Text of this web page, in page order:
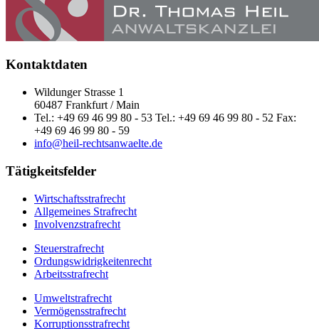
Kontaktdaten
Wildunger Strasse 1
60487 Frankfurt / Main
Tel.: +49 69 46 99 80 - 53 Tel.: +49 69 46 99 80 - 52 Fax:
+49 69 46 99 80 - 59
info@heil-rechtsanwaelte.de
Tätigkeitsfelder
Wirtschaftsstrafrecht
Allgemeines Strafrecht
Involvenzstrafrecht
Steuerstrafrecht
Ordungswidrigkeitenrecht
Arbeitsstrafrecht
Umweltstrafrecht
Vermögensstrafrecht
Korruptionsstrafrecht